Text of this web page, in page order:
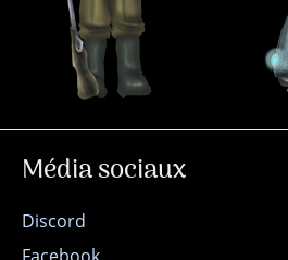
Média sociaux
Discord